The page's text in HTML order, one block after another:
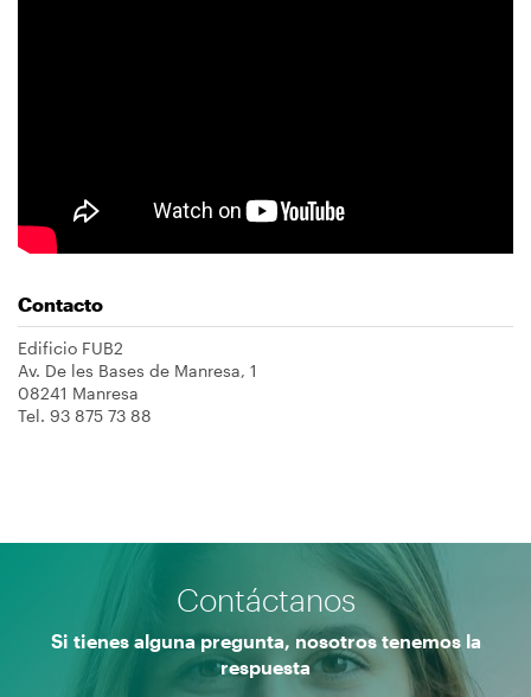
Contacto
Edificio FUB2
Av. De les Bases de Manresa, 1
08241 Manresa
Tel. 93 875 73 88
Contáctanos
Si tienes alguna pregunta, nosotros tenemos la
respuesta